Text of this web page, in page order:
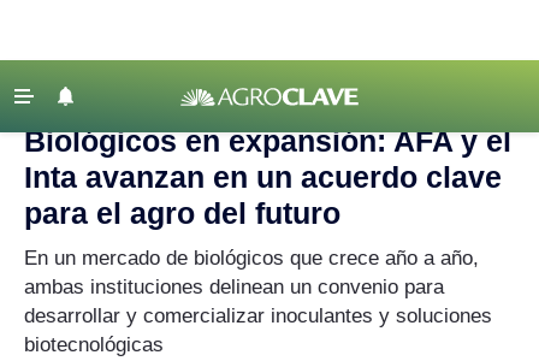
Agricultura
Ganadería
Lechería
Tecnología
Maquinaria agrícola
‹ VOLVER
Agroclave Agricultura | biológicos
Biológicos en expansión: AFA y el
Inta avanzan en un acuerdo clave
para el agro del futuro
En un mercado de biológicos que crece año a año,
ambas instituciones delinean un convenio para
desarrollar y comercializar inoculantes y soluciones
biotecnológicas